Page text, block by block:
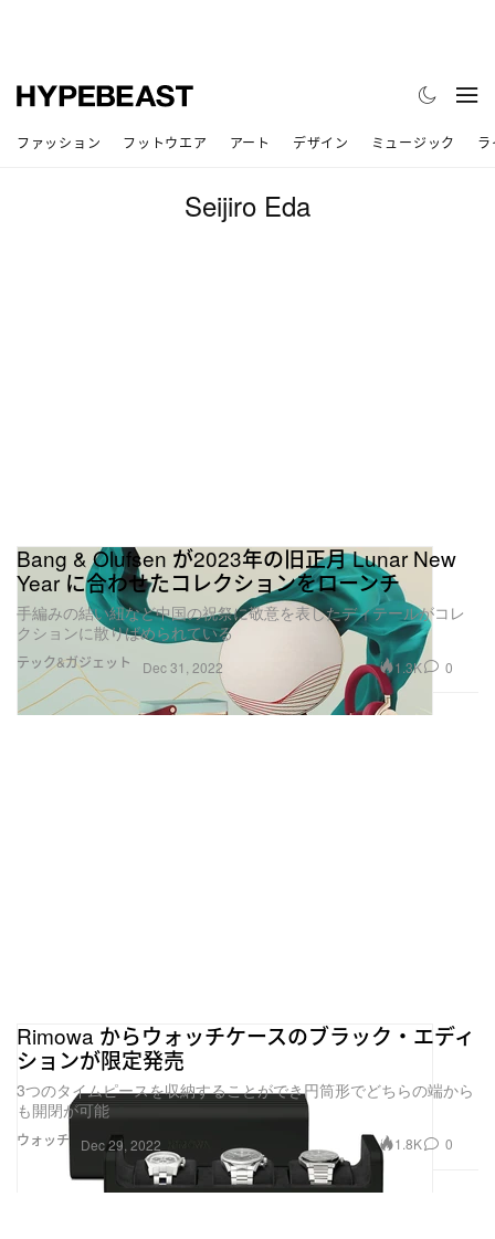
ファッション フットウエア アート デザイン ミュージック
Seijiro Eda
テック&ガジェット
Bang & Olufsen が2023年の旧正月 Lunar New
Year に合わせたコレクションをローンチ
手編みの結い紐など中国の祝祭に敬意を表したディテールがコレ
クションに散りばめられている
Dec 31, 2022 1.3K 0
ウォッチ
Rimowa からウォッチケースのブラック・エディ
ションが限定発売
3つのタイムピースを収納することができ円筒形でどちらの端から
も開閉が可能
Dec 29, 2022 1.8K 0